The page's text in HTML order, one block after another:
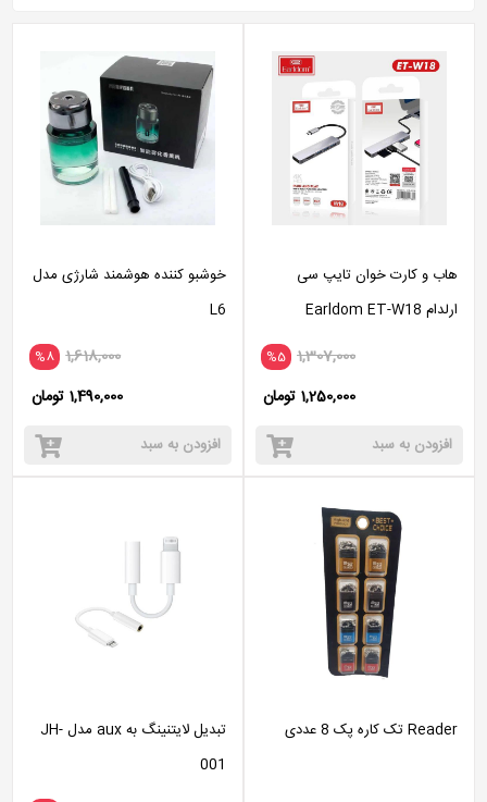
هاب و کارت خوان تایپ سی
ارلدام Earldom ET-W18
Type-C Hub 4K HD
%5 1,307,000
1,250,000 تومان
افزودن به سبد
خوشبو کننده هوشمند شارژی مدل
L6
%8 1,618,000
1,490,000 تومان
افزودن به سبد
Reader تک کاره پک 8 عددی
تبدیل لایتنینگ به aux مدل JH-
001